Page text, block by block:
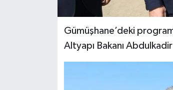
Gümüşhane’deki
Altyapı Bakanı